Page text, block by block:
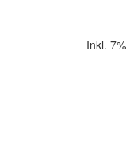
Inkl. 7%